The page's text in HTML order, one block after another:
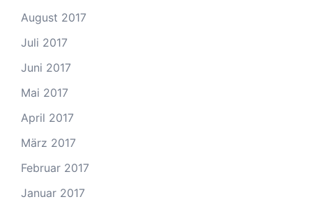
August 2017
Juli 2017
Juni 2017
Mai 2017
April 2017
März 2017
Februar 2017
Januar 2017